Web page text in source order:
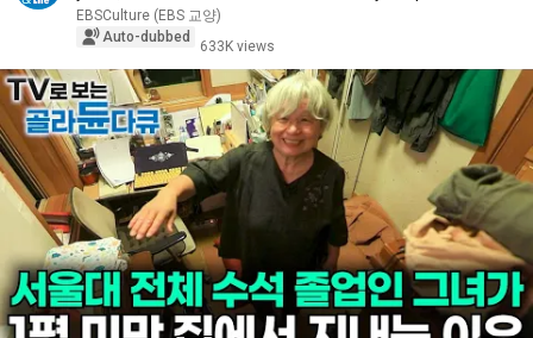
EBSCulture (EBS 교양)
Auto-dubbed
633K views